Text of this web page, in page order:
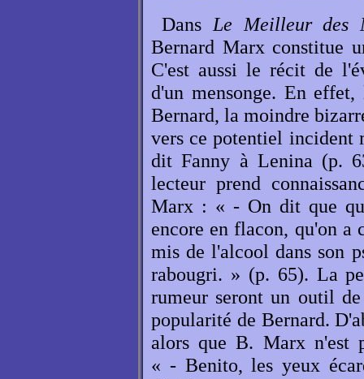
Dans Le Meilleur des
Bernard Marx constitue
C'est aussi le récit de
d'un mensonge. En effet,
Bernard, la moindre
vers ce potentiel incident
dit Fanny à Lenina (p.
lecteur prend
Marx : « - On dit que
encore en flacon, qu'on a
mis de l'alcool dans son
rabougri. » (p. 65). La
rumeur seront un outil
popularité de Bernard.
alors que B. Marx n'est
« - Benito, les yeux